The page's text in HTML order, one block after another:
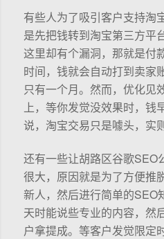
有些人为了吸引客户支持淘
是先把钱转到淘宝第三方平
这里却有个漏洞，那就是付
时间，钱就会自动打到卖家
只有一个月。然而，优化见
上，等你发觉没效果时，钱
说，淘宝交易只是噱头，实
还有一些让胡路区谷歌SEO
很大，原因就是为了方便推
新人，然后进行简单的SEO
天时能说些专业的内容，然
户拿提成。等客户发觉限定